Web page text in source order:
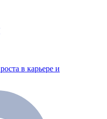
в карьере и